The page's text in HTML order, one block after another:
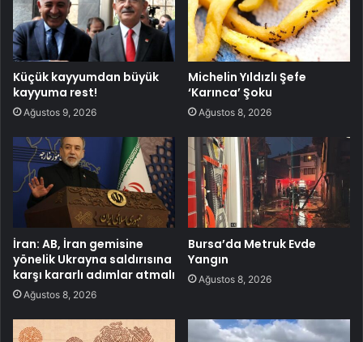
Küçük kayyumdan büyük
kayyuma rest!
Ağustos 9, 2026
Michelin Yıldızlı Şefe
‘Karınca’ Şoku
Ağustos 8, 2026
İran: AB, İran gemisine
yönelik Ukrayna saldırısına
karşı kararlı adımlar atmalı
Ağustos 8, 2026
Bursa’da Metruk Evde
Yangın
Ağustos 8, 2026